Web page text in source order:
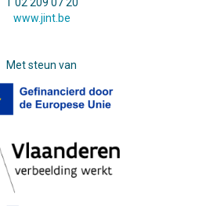
www.jint.be
Met steun van